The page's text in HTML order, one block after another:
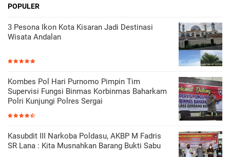
POPULER
3 Pesona Ikon Kota Kisaran Jadi Destinasi
Wisata Andalan
Kombes Pol Hari Purnomo Pimpin Tim
Supervisi Fungsi Binmas Korbinmas Baharkam
Polri Kunjungi Polres Sergai
Kasubdit III Narkoba Poldasu, AKBP M Fadris
SR Lana : Kita Musnahkan Barang Bukti Sabu